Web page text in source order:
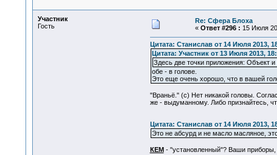
Участник
Гость
Re: Сфера Блоха
« Ответ #296 : 15 Июля
Цитата: Станислав от 14 Июля 2013,
Цитата: Участник от 13 Июля 2013,
Здесь две точки приложения: Объект и
обе - в голове.
Это еще очень хорошо, что в вашей
"Враньё." (с) Нет никакой головы.
же - выдуманному. Либо признайтесь,
Цитата: Станислав от 14 Июля 2013,
Это не абсурд и не масло масляное,
КЕМ - "установленный"? Ваши